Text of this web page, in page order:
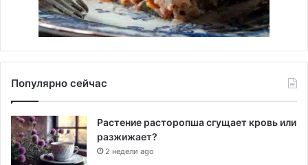
Популярно сейчас
Растение расторопша сгущает кровь или
разжижает?
2 недели ago